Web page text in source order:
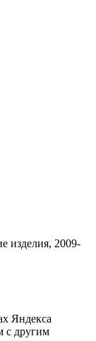
2009-
Яндекса
с другим